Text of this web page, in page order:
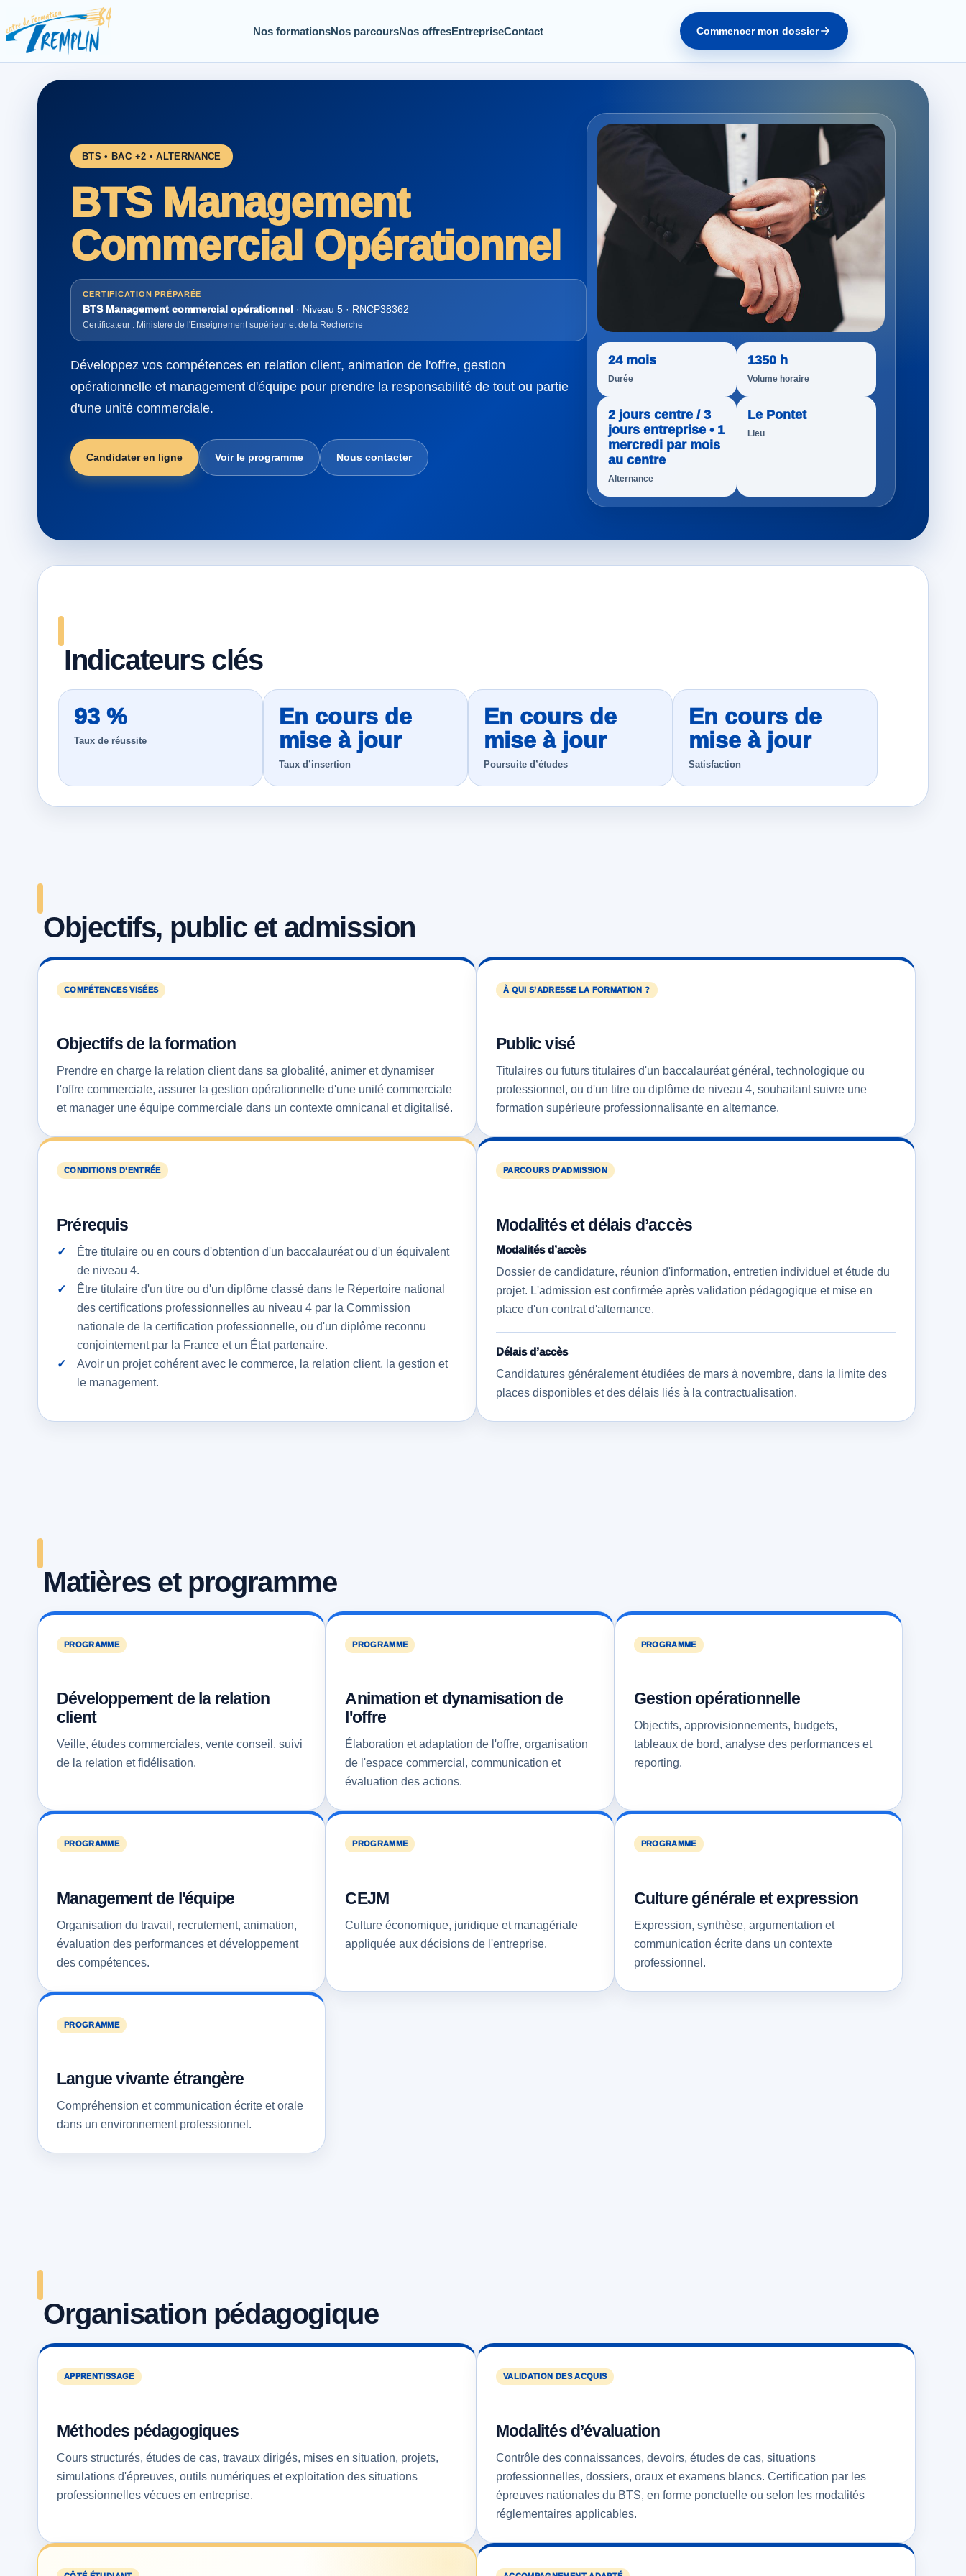
Nos formationsNos parcoursNos offresEntrepriseContact Commencer mon dossier
BTS • BAC +2 • ALTERNANCE
BTS Management
Commercial Opérationnel
CERTIFICATION PRÉPARÉE
BTS Management commercial opérationnel · Niveau 5 · RNCP38362
Certificateur : Ministère de l'Enseignement supérieur et de la Recherche
Développez vos compétences en relation client, animation de l'offre, gestion
opérationnelle et management d'équipe pour prendre la responsabilité de tout ou partie
d'une unité commerciale.
Candidater en ligne Voir le programme Nous contacter
24 mois
Durée
1350 h
Volume horaire
2 jours centre / 3
jours entreprise • 1
mercredi par mois
au centre
Alternance
Le Pontet
Lieu
Indicateurs clés
93 %
Taux de réussite
En cours de
mise à jour
Taux d’insertion
En cours de
mise à jour
Poursuite d’études
En cours de
mise à jour
Satisfaction
Objectifs, public et admission
COMPÉTENCES VISÉES
Objectifs de la formation
Prendre en charge la relation client dans sa globalité, animer et dynamiser
l'offre commerciale, assurer la gestion opérationnelle d'une unité commerciale
et manager une équipe commerciale dans un contexte omnicanal et digitalisé.
À QUI S’ADRESSE LA FORMATION ?
Public visé
Titulaires ou futurs titulaires d'un baccalauréat général, technologique ou
professionnel, ou d'un titre ou diplôme de niveau 4, souhaitant suivre une
formation supérieure professionnalisante en alternance.
CONDITIONS D’ENTRÉE
Prérequis
Être titulaire ou en cours d'obtention d'un baccalauréat ou d'un équivalent
de niveau 4.
Être titulaire d'un titre ou d'un diplôme classé dans le Répertoire national
des certifications professionnelles au niveau 4 par la Commission
nationale de la certification professionnelle, ou d'un diplôme reconnu
conjointement par la France et un État partenaire.
Avoir un projet cohérent avec le commerce, la relation client, la gestion et
le management.
PARCOURS D’ADMISSION
Modalités et délais d’accès
Modalités d’accès
Dossier de candidature, réunion d'information, entretien individuel et étude du
projet. L'admission est confirmée après validation pédagogique et mise en
place d'un contrat d'alternance.
Délais d’accès
Candidatures généralement étudiées de mars à novembre, dans la limite des
places disponibles et des délais liés à la contractualisation.
Matières et programme
PROGRAMME
Développement de la relation
client
Veille, études commerciales, vente conseil, suivi
de la relation et fidélisation.
PROGRAMME
Animation et dynamisation de
l'offre
Élaboration et adaptation de l'offre, organisation
de l'espace commercial, communication et
évaluation des actions.
PROGRAMME
Gestion opérationnelle
Objectifs, approvisionnements, budgets,
tableaux de bord, analyse des performances et
reporting.
PROGRAMME
Management de l'équipe
Organisation du travail, recrutement, animation,
évaluation des performances et développement
des compétences.
PROGRAMME
CEJM
Culture économique, juridique et managériale
appliquée aux décisions de l'entreprise.
PROGRAMME
Culture générale et expression
Expression, synthèse, argumentation et
communication écrite dans un contexte
professionnel.
PROGRAMME
Langue vivante étrangère
Compréhension et communication écrite et orale
dans un environnement professionnel.
Organisation pédagogique
APPRENTISSAGE
Méthodes pédagogiques
Cours structurés, études de cas, travaux dirigés, mises en situation, projets,
simulations d'épreuves, outils numériques et exploitation des situations
professionnelles vécues en entreprise.
VALIDATION DES ACQUIS
Modalités d’évaluation
Contrôle des connaissances, devoirs, études de cas, situations
professionnelles, dossiers, oraux et examens blancs. Certification par les
épreuves nationales du BTS, en forme ponctuelle ou selon les modalités
réglementaires applicables.